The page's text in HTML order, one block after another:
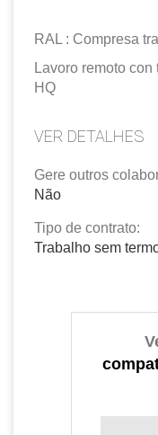
RAL : Compresa
Lavoro remoto
HQ
VER DETALHES
Gere outros
Não
Tipo de contrato:
Trabalho sem